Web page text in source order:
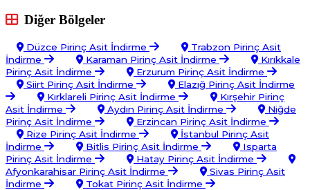
Diğer Bölgeler
Düzce Pirinç Asit İndirme
Trabzon Pirinç Asit
İndirme
Karaman Pirinç Asit İndirme
Kırıkkale
Pirinç Asit İndirme
Erzurum Pirinç Asit İndirme
Siirt Pirinç Asit İndirme
Elazığ Pirinç Asit İndirme
Kırklareli Pirinç Asit İndirme
Kırşehir Pirinç
Asit İndirme
Aydın Pirinç Asit İndirme
Niğde
Pirinç Asit İndirme
Erzincan Pirinç Asit İndirme
Rize Pirinç Asit İndirme
İstanbul Pirinç Asit
İndirme
Bitlis Pirinç Asit İndirme
Isparta
Pirinç Asit İndirme
Hatay Pirinç Asit İndirme
Afyonkarahisar Pirinç Asit İndirme
Sivas Pirinç Asit
İndirme
Tokat Pirinç Asit İndirme